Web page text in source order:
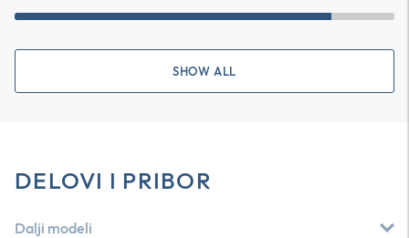
SHOW ALL
DELOVI I PRIBOR
Dalji modeli